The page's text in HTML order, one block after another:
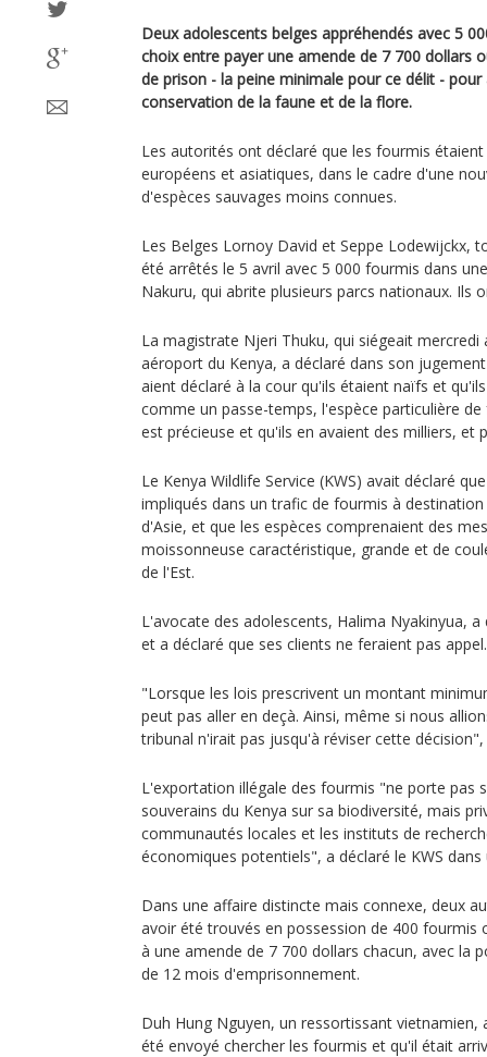
Deux adolescents belges appréhendés avec 5
choix entre payer une amende de 7 700 dollars
de prison - la peine minimale pour ce délit -
conservation de la faune et de la flore.
Les autorités ont déclaré que les fourmis
européens et asiatiques, dans le cadre d'une
d'espèces sauvages moins connues.
Les Belges Lornoy David et Seppe Lodewijckx,
été arrêtés le 5 avril avec 5 000 fourmis dans
Nakuru, qui abrite plusieurs parcs nationaux. Ils
La magistrate Njeri Thuku, qui siégeait mercredi
aéroport du Kenya, a déclaré dans son
aient déclaré à la cour qu'ils étaient naïfs et
comme un passe-temps, l'espèce particulière
est précieuse et qu'ils en avaient des milliers, et
Le Kenya Wildlife Service (KWS) avait déclaré
impliqués dans un trafic de fourmis à
d'Asie, et que les espèces comprenaient des
moissonneuse caractéristique, grande et de
de l'Est.
L'avocate des adolescents, Halima Nyakinyua,
et a déclaré que ses clients ne feraient pas appel.
"Lorsque les lois prescrivent un montant
peut pas aller en deçà. Ainsi, même si nous
tribunal n'irait pas jusqu'à réviser cette
L'exportation illégale des fourmis "ne porte pas
souverains du Kenya sur sa biodiversité, mais
communautés locales et les instituts de
économiques potentiels", a déclaré le KWS
Dans une affaire distincte mais connexe, deux
avoir été trouvés en possession de 400 fourmis
à une amende de 7 700 dollars chacun, avec la
de 12 mois d'emprisonnement.
Duh Hung Nguyen, un ressortissant vietnamien,
été envoyé chercher les fourmis et qu'il était